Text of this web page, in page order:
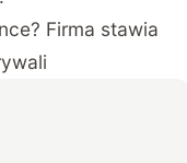
Firma stawia